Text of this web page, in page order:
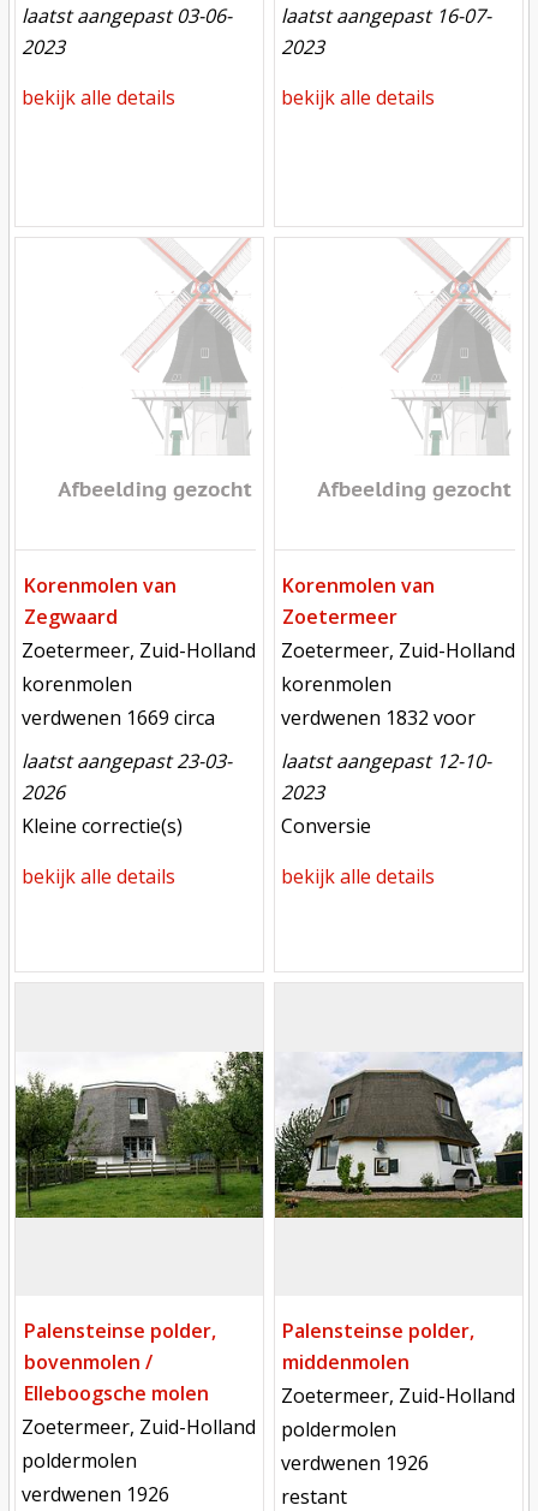
laatst aangepast 03-06-
2023
bekijk alle details
laatst aangepast 16-07-
2023
bekijk alle details
Korenmolen van
Zegwaard
locatie
Zoetermeer, Zuid-Holland
functie
korenmolen
verdwenen
verdwenen 1669 circa
laatst aangepast 23-03-
2026
meest recente aanpassing
Kleine correctie(s)
bekijk alle details
Korenmolen van
Zoetermeer
locatie
Zoetermeer, Zuid-Holland
functie
korenmolen
verdwenen
verdwenen 1832 voor
laatst aangepast 12-10-
2023
meest recente aanpassing
Conversie
bekijk alle details
Palensteinse polder,
bovenmolen /
Elleboogsche molen
locatie
Zoetermeer, Zuid-Holland
functie
poldermolen
verdwenen
verdwenen 1926
Palensteinse polder,
middenmolen
locatie
Zoetermeer, Zuid-Holland
functie
poldermolen
verdwenen
verdwenen 1926
toestand
restant